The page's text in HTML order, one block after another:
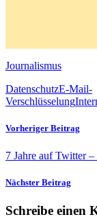
Journalismus
DatenschutzE-Mail-
Verschlüsselung
Vorheriger Beitrag
7 Jahre auf Twitter
Nächster Beitrag
Schreibe einen